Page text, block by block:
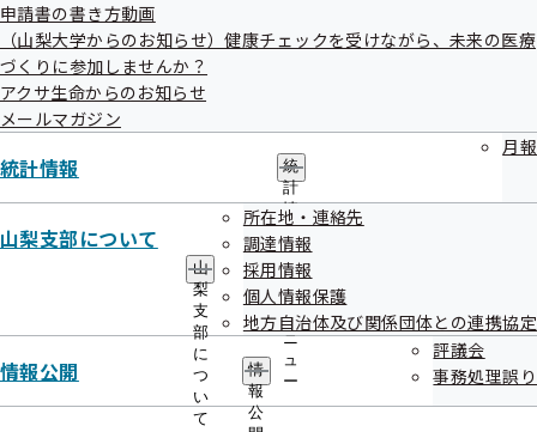
申請書の書き方動画
（山梨大学からのお知らせ）健康チェックを受けながら、未来の医療
づくりに参加しませんか？
アクサ生命からのお知らせ
メールマガジン
統計情報
統
計
情
報
の
サ
ブ
メ
ニ
ュ
ー
月報
山梨支部について
山
梨
支
部
に
つ
い
て
所在地・連絡先
調達情報
採用情報
個人情報保護
地方自治体及び関係団体との連携協定
情報公開
情
報
公
評議会
事務処理誤り